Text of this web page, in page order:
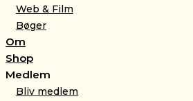
Web & Film
Bøger
Om
Shop
Medlem
Bliv medlem